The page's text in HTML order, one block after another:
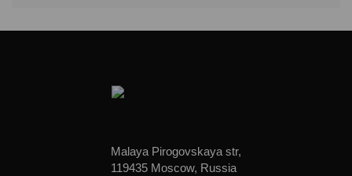
Malaya Pirogovskaya str,
119435 Moscow, Russia